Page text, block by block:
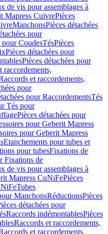
de vis pour assemblages à
Mapress CuivrePièces
ManchonsPièces détachées
pour
pour CoudesTésPièces
Pièces détachées pour
Pièces détachées pour
raccordements,
et raccordements,
pour
pour RaccordementsTés
Tés pour
Pièces détachées pour
pour Geberit Mapress
pour Geberit Mapress
Etanchements pour tubes et
pour tubesFixations de
Fixations de
de vis pour assemblages à
Mapress CuNiFePièces
Tubes
ManchonsRéductionsPièces
détachées pour
Raccords indémontablesPièces
Raccords et raccordements,
et raccordements,